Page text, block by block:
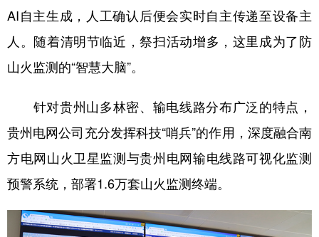
AI自主生成，人工确认后便会实时自主传递至设备主
人。随着清明节临近，祭扫活动增多，这里成为了防
山火监测的“智慧大脑”。
针对贵州山多林密、输电线路分布广泛的特点，
贵州电网公司充分发挥科技“哨兵”的作用，深度融合南
方电网山火卫星监测与贵州电网输电线路可视化监测
预警系统，部署1.6万套山火监测终端。